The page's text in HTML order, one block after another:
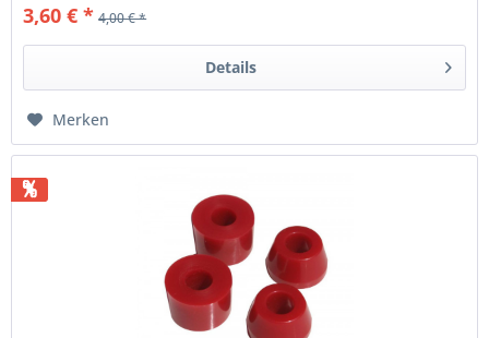
3,60 € * 4,00 € *
Details
Merken
%